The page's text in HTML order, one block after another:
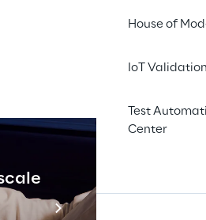
House of
IoT
Test
Center